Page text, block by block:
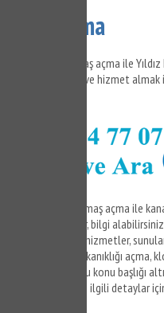
Gider Açma
açma ve Yıldız pimaş açma ile
ilgili bilgi almak ve hizmet almak
ve Yıldız pimaş açma ile
için bizi arayabilir, bilgi alabilirsiniz.
sağlanan hizmetler,
detayları, banyo tıkanıklığı açma,
ilişkin bilgiler bu konu başlığı
açma hizmetleri ile ilgili detaylar